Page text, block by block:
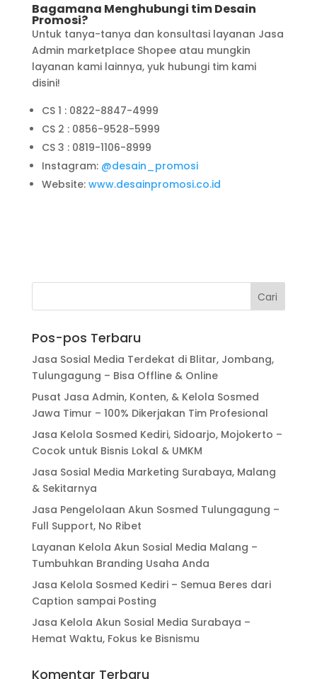
Bagamana Menghubungi tim Desain
Promosi?
Untuk tanya-tanya dan konsultasi layanan Jasa
Admin marketplace Shopee atau mungkin
layanan kami lainnya, yuk hubungi tim kami
disini!
CS 1 : 0822-8847-4999
CS 2 : 0856-9528-5999
CS 3 : 0819-1106-8999
Instagram: @desain_promosi
Website: www.desainpromosi.co.id
Pos-pos Terbaru
Jasa Sosial Media Terdekat di Blitar, Jombang,
Tulungagung – Bisa Offline & Online
Pusat Jasa Admin, Konten, & Kelola Sosmed
Jawa Timur – 100% Dikerjakan Tim Profesional
Jasa Kelola Sosmed Kediri, Sidoarjo, Mojokerto –
Cocok untuk Bisnis Lokal & UMKM
Jasa Sosial Media Marketing Surabaya, Malang
& Sekitarnya
Jasa Pengelolaan Akun Sosmed Tulungagung –
Full Support, No Ribet
Layanan Kelola Akun Sosial Media Malang –
Tumbuhkan Branding Usaha Anda
Jasa Kelola Sosmed Kediri – Semua Beres dari
Caption sampai Posting
Jasa Kelola Akun Sosial Media Surabaya –
Hemat Waktu, Fokus ke Bisnismu
Komentar Terbaru